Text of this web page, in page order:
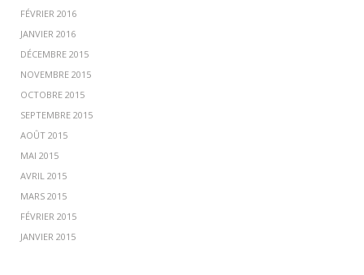
FÉVRIER 2016
JANVIER 2016
DÉCEMBRE 2015
NOVEMBRE 2015
OCTOBRE 2015
SEPTEMBRE 2015
AOÛT 2015
MAI 2015
AVRIL 2015
MARS 2015
FÉVRIER 2015
JANVIER 2015